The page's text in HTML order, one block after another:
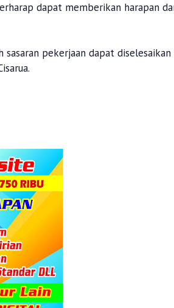
dapat memberikan harapan
pekerjaan dapat diselesaikan